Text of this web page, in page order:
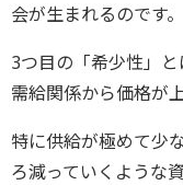
会が生まれるのです。
3つ目の「希少性」
需給関係から価格が
特に供給が極めて少
ろ減っていくような